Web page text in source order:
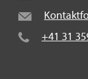
+41 31